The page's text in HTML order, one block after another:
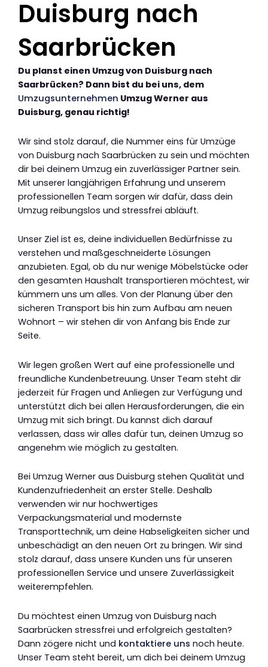
Duisburg nach
Saarbrücken
Du planst einen Umzug von Duisburg nach
Saarbrücken? Dann bist du bei uns, dem
Umzugsunternehmen Umzug Werner aus
Duisburg, genau richtig!
Wir sind stolz darauf, die Nummer eins für Umzüge
von Duisburg nach Saarbrücken zu sein und möchten
dir bei deinem Umzug ein zuverlässiger Partner sein.
Mit unserer langjährigen Erfahrung und unserem
professionellen Team sorgen wir dafür, dass dein
Umzug reibungslos und stressfrei abläuft.
Unser Ziel ist es, deine individuellen Bedürfnisse zu
verstehen und maßgeschneiderte Lösungen
anzubieten. Egal, ob du nur wenige Möbelstücke oder
den gesamten Haushalt transportieren möchtest, wir
kümmern uns um alles. Von der Planung über den
sicheren Transport bis hin zum Aufbau am neuen
Wohnort – wir stehen dir von Anfang bis Ende zur
Seite.
Wir legen großen Wert auf eine professionelle und
freundliche Kundenbetreuung. Unser Team steht dir
jederzeit für Fragen und Anliegen zur Verfügung und
unterstützt dich bei allen Herausforderungen, die ein
Umzug mit sich bringt. Du kannst dich darauf
verlassen, dass wir alles dafür tun, deinen Umzug so
angenehm wie möglich zu gestalten.
Bei Umzug Werner aus Duisburg stehen Qualität und
Kundenzufriedenheit an erster Stelle. Deshalb
verwenden wir nur hochwertiges
Verpackungsmaterial und modernste
Transporttechnik, um deine Habseligkeiten sicher und
unbeschädigt an den neuen Ort zu bringen. Wir sind
stolz darauf, dass unsere Kunden uns für unseren
professionellen Service und unsere Zuverlässigkeit
weiterempfehlen.
Du möchtest einen Umzug von Duisburg nach
Saarbrücken stressfrei und erfolgreich gestalten?
Dann zögere nicht und kontaktiere uns noch heute.
Unser Team steht bereit, um dich bei deinem Umzug